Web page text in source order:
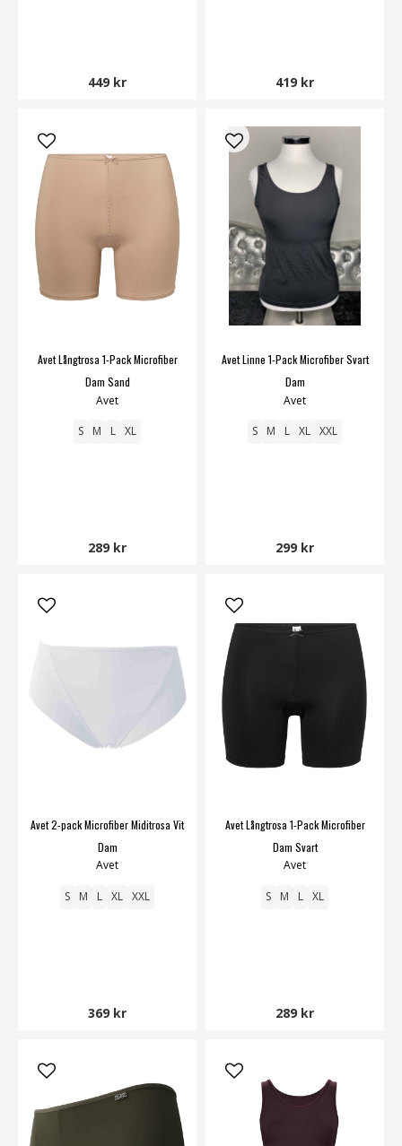
449 kr 419 kr
Avet Långtrosa 1-Pack Microfiber
Dam Sand
Avet
S M L XL
289 kr
Avet Linne 1-Pack Microfiber Svart
Dam
Avet
S M L XL XXL
299 kr
Avet 2-pack Microfiber Miditrosa Vit
Dam
Avet
S M L XL XXL
369 kr
Avet Långtrosa 1-Pack Microfiber
Dam Svart
Avet
S M L XL
289 kr